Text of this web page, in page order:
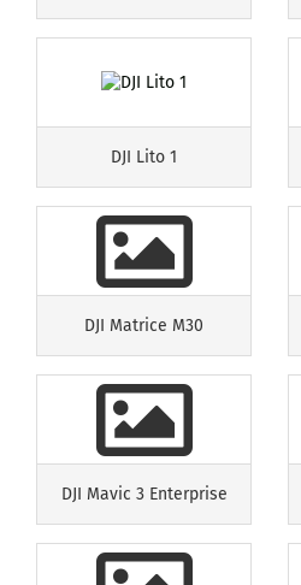
DJI Lito 1
DJI Matrice M30
DJI Mavic 3 Enterprise